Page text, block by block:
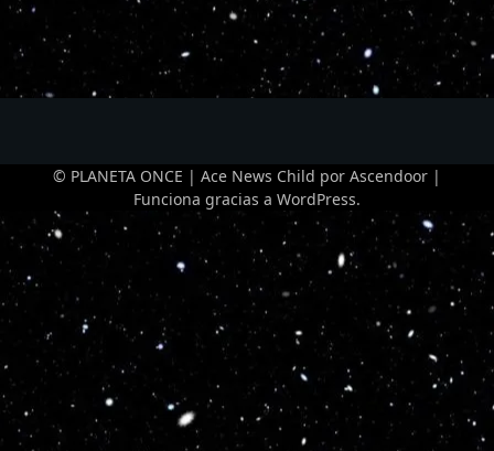
© PLANETA ONCE | Ace News Child por Ascendoor |
Funciona gracias a WordPress.